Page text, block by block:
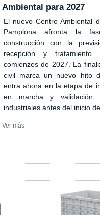
Ambiental para 2027
El nuevo Centro Ambiental
Pamplona afronta la
construcción con la
recepción y
comienzos de 2027. La
civil marca un nuevo hito
entra ahora en la etapa de
en marcha y validación
industriales antes del inicio
Ver más